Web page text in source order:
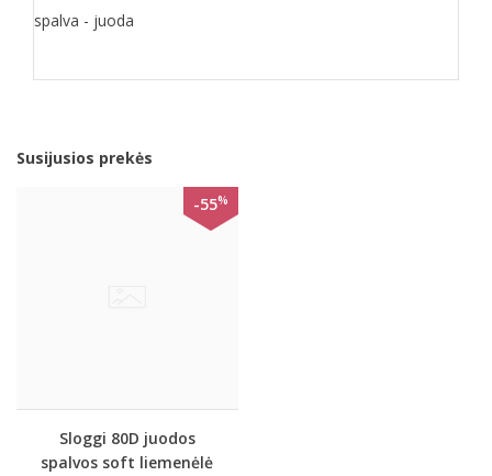
spalva - juoda
Susijusios prekės
-55%
Sloggi 80D juodos
spalvos soft liemenėlė